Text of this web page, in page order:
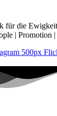
für die
| Promotion
500px